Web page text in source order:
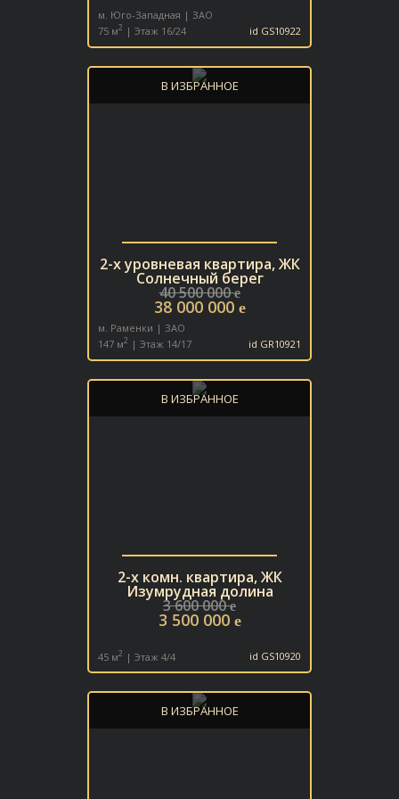
м. Юго-Западная | ЗАО
75 м2 | Этаж 16/24 id GS10922
2-х уровневая квартира, ЖК
Солнечный берег
40 500 000e
38 000 000 e
м. Раменки | ЗАО
147 м2 | Этаж 14/17 id GR10921
В ИЗБРАННОЕ
2-х комн. квартира, ЖК
Изумрудная долина
3 600 000e
3 500 000 e
45 м2 | Этаж 4/4 id GS10920
В ИЗБРАННОЕ
В ИЗБРАННОЕ